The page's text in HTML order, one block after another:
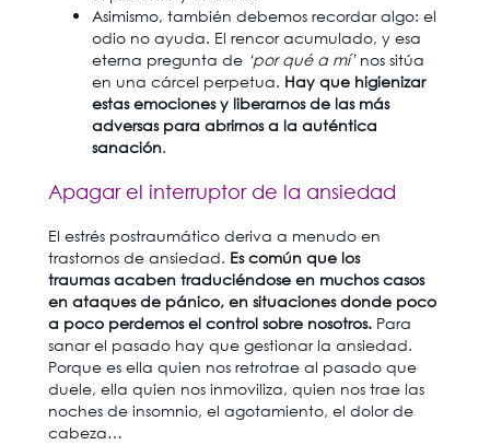
Asimismo, también debemos recordar algo: el
odio no ayuda. El rencor acumulado, y esa
eterna pregunta de ‘por qué a mí’nos sitúa
en una cárcel perpetua. Hay que higienizar
estas emociones y liberarnos de las más
adversas para abrirnos a la auténtica
sanación.
Apagar el interruptor de la ansiedad
El estrés postraumático deriva a menudo en
trastornos de ansiedad. Es común que los
traumas acaben traduciéndose en muchos casos
en ataques de pánico, en situaciones donde poco
a poco perdemos el control sobre nosotros. Para
sanar el pasado hay que gestionar la ansiedad.
Porque es ella quien nos retrotrae al pasado que
duele, ella quien nos inmoviliza, quien nos trae las
noches de insomnio, el agotamiento, el dolor de
cabeza…